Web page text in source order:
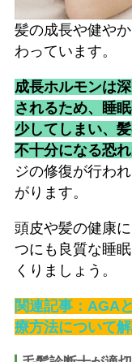
髪の成長や健や
わっています。
成長ホルモンは
されるため、睡
少してしまい、
不十分になる恐れ
ジの修復が行わ
がります。
頭皮や髪の健康
つにも良質な睡
くりましょう。
関連記事：AGA
療方法について